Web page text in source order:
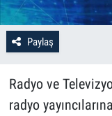
Paylaş
Radyo ve
radyo